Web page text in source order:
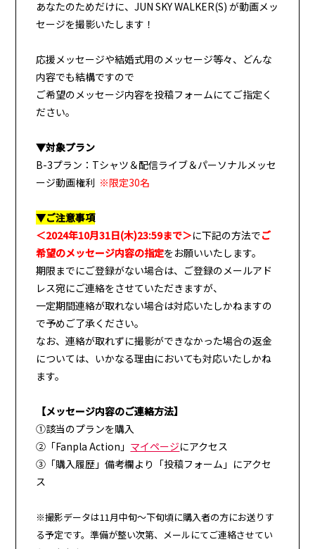
あなたのためだけに、JUN SKY WALKER(S) が動画メッ
セージを撮影いたします！
応援メッセージや結婚式用のメッセージ等々、どんな
内容でも結構ですので
ご希望のメッセージ内容を投稿フォームにてご指定く
ださい。
▼対象プラン
B-3プラン：Tシャツ＆配信ライブ＆パーソナルメッセ
ージ動画権利 ※限定30名
▼ご注意事項
＜2024年10月31日(木)23:59まで＞に下記の方法でご
希望のメッセージ内容の指定をお願いいたします。
期限までにご登録がない場合は、ご登録のメールアド
レス宛にご連絡をさせていただきますが、
一定期間連絡が取れない場合は対応いたしかねますの
で予めご了承ください。
なお、連絡が取れずに撮影ができなかった場合の返金
については、いかなる理由においても対応いたしかね
ます。
【メッセージ内容のご連絡方法】
①該当のプランを購入
②「Fanpla Action」 マイページにアクセス
③「購入履歴」備考欄より「投稿フォーム」にアクセ
ス
※撮影データは11月中旬～下旬頃に購入者の方にお送りす
る予定です。準備が整い次第、メールにてご連絡させてい